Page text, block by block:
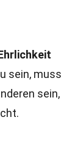
sein, muss
sein,